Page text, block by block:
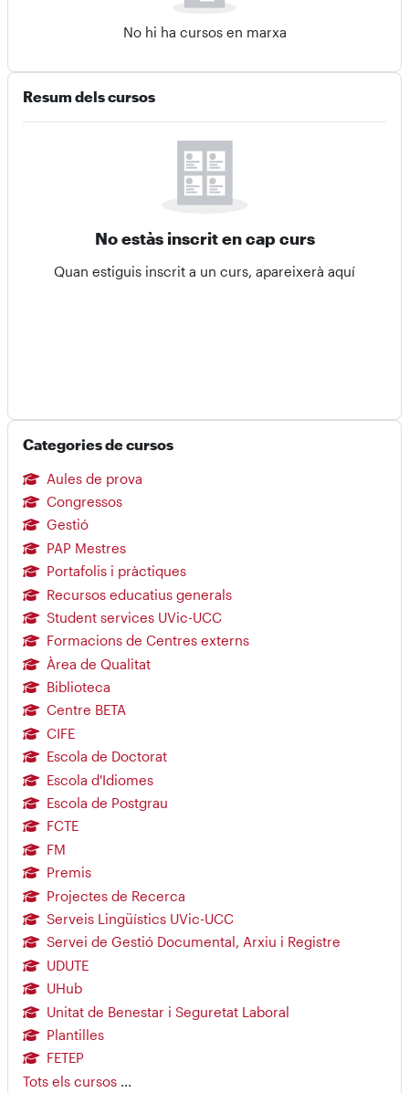
No hi ha cursos en marxa
Omet Resum dels cursos
Resum dels cursos
No estàs inscrit en cap curs
Quan estiguis inscrit a un curs, apareixerà aquí
Omet Categories de cursos
Categories de cursos
Aules de prova
Congressos
Gestió
PAP Mestres
Portafolis i pràctiques
Recursos educatius generals
Student services UVic-UCC
Formacions de Centres externs
Àrea de Qualitat
Biblioteca
Centre BETA
CIFE
Escola de Doctorat
Escola d'Idiomes
Escola de Postgrau
FCTE
FM
Premis
Projectes de Recerca
Serveis Lingüístics UVic-UCC
Servei de Gestió Documental, Arxiu i Registre
UDUTE
UHub
Unitat de Benestar i Seguretat Laboral
Plantilles
FETEP
Tots els cursos ...